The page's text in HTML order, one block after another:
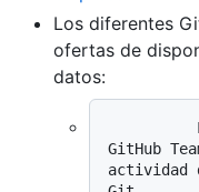
Los diferentes
ofertas de
datos:
GitHub
actividad